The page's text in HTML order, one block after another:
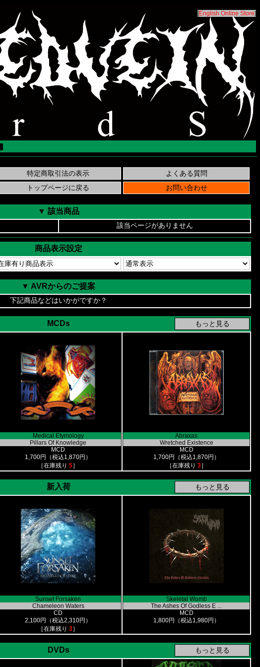
[English Online Store]
▼ 該当商品
該当ページがありません
商品表示設定
▼ AVRからのご提案
下記商品などはいかがですか？
MCDs
Medical Etymology
Pillars Of Knowledge
MCD
1,700円（税込1,870円）
［在庫残り 5］
Abraxas
Wretched Existence
MCD
1,700円（税込1,870円）
［在庫残り 3］
新入荷
Sunset Forsaken
Chameleon Waters
CD
2,100円（税込2,310円）
［在庫残り 3］
Skeletal Womb
The Ashes Of Godless E ...
MCD
1,800円（税込1,980円）
DVDs